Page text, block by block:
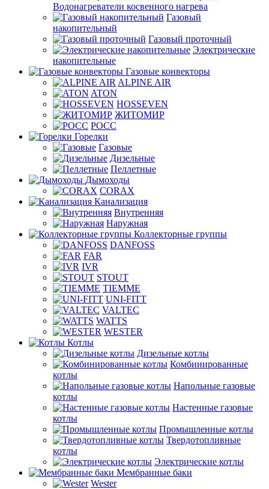
Водонагреватели косвенного нагрева
Газовый
накопительный
Газовый проточный
Электрические
накопительные
Газовые конвекторы
ALPINE AIR
ATON
HOSSEVEN
ЖИТОМИР
РОСС
Горелки
Газовые
Дизельные
Пеллетные
Дымоходы
CORAX
Канализация
Внутренняя
Наружная
Коллекторные группы
DANFOSS
FAR
IVR
STOUT
TIEMME
UNI-FITT
VALTEC
WATTS
WESTER
Котлы
Дизельные котлы
Комбинированные
котлы
Напольные газовые
котлы
Настенные газовые
котлы
Промышленные котлы
Твердотопливные
котлы
Электрические котлы
Мембранные баки
Wester